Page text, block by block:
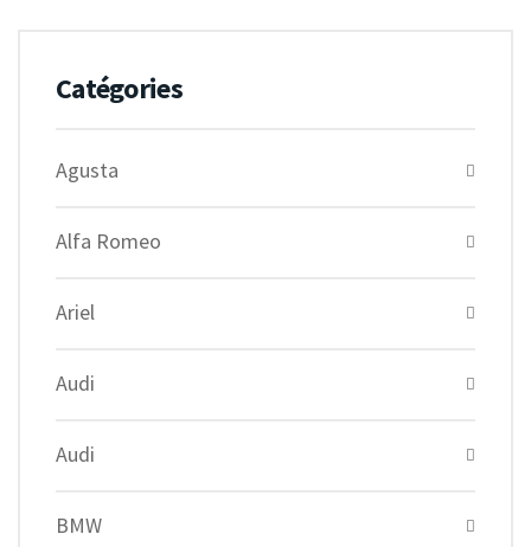
Catégories
Agusta
Alfa Romeo
Ariel
Audi
Audi
BMW